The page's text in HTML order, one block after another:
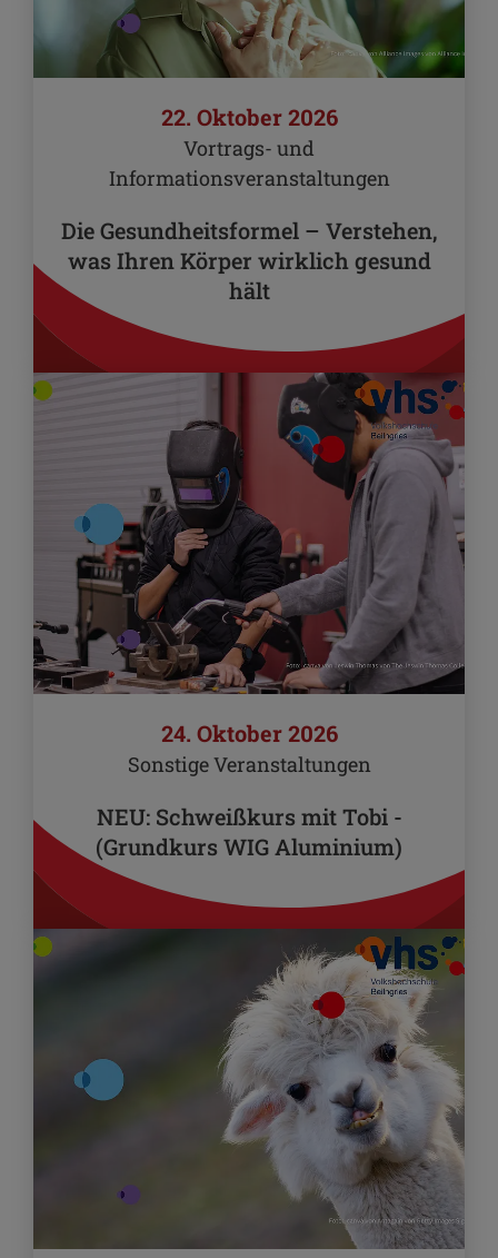
22. Oktober 2026
Vortrags- und
Informationsveranstaltungen
Die Gesundheitsformel – Verstehen,
was Ihren Körper wirklich gesund
hält
24. Oktober 2026
Sonstige Veranstaltungen
NEU: Schweißkurs mit Tobi -
(Grundkurs WIG Aluminium)